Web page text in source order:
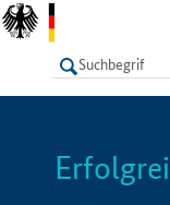
LISTE